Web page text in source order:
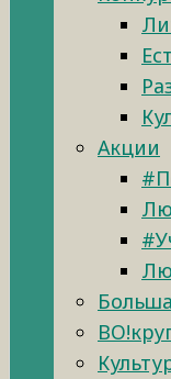
Акции